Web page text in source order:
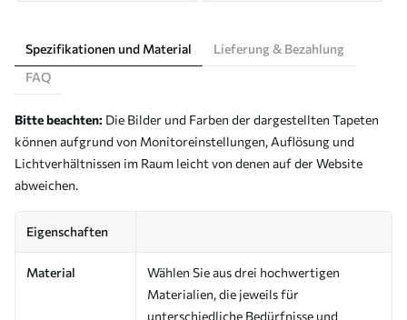
Spezifikationen und Material
Lieferung & Bezahlung
FAQ
Bitte beachten: Die Bilder und Farben der dargestellten Tapeten
können aufgrund von Monitoreinstellungen, Auflösung und
Lichtverhältnissen im Raum leicht von denen auf der Website
abweichen.
Eigenschaften
Material
Wählen Sie aus drei hochwertigen
Materialien, die jeweils für
unterschiedliche Bedürfnisse und